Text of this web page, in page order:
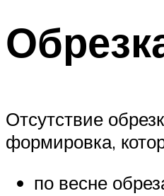
Отсутствие
формировка,
по весне